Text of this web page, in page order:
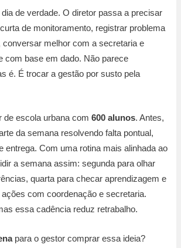
dia de verdade. O diretor passa a precisar
de monitoramento, registrar problema
conversar melhor com a secretaria e
com base em dado. Não parece
é. É trocar a gestão por susto pela
de escola urbana com600 alunos. Antes,
da semana resolvendo falta pontual,
entrega. Com uma rotina mais alinhada ao
a semana assim: segunda para olhar
quarta para checar aprendizagem e
com coordenação e secretaria.
essa cadência reduz retrabalho.
para o gestor comprar essa ideia?